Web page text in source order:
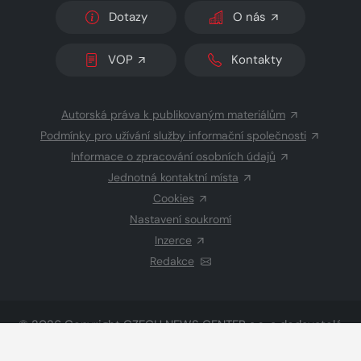
Dotazy O nás
VOP Kontakty
Autorská práva k publikovaným materiálům
Podmínky pro užívání služby informační společnosti
Informace o zpracování osobních údajů
Jednotná kontaktní místa
Cookies
Nastavení soukromí
Inzerce
Redakce
© 2026 CopyrightCZECH NEWS CENTER a.s.a dodavatelé